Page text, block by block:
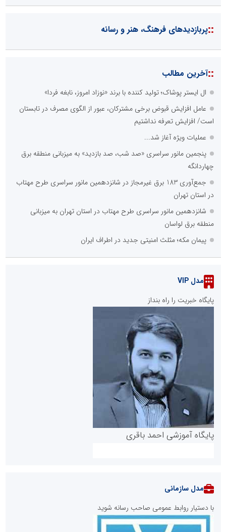
::پربازدیدهای فرهنگ، هنر و رسانه
::آخرین مطالب
ال ایستر پوشاک؛ تولید کننده با برند «نوزاد امروز، نابغه فردا»
عامل افزایش قبوض برخی مشترکان، عبور از الگوی مصرف در تابستان
است/ افزایش تعرفه نداشتیم
عملیات ویژه آغاز شد...
پنجمین مانور سراسری «صد شب، صد بازدید» به میزبانی منطقه برق
چهاردانگه
جمع‌آوری 183 برق غیرمجاز در شانزدهمین مانور سراسری طرح مهتاب
در استان تهران
شانزدهمین مانور سراسری طرح مهتاب در استان تهران به میزبانی
منطقه برق لواسان
پیمان مکه؛ مثلث امنیتی جدید در اطراف ایران
مدل VIP
پایگاه خبریت را راه بنداز
پایگاه آموزشی احمد باقری
مدل سازمانی
با دستیار روابط عمومی صاحب رسانه شوید